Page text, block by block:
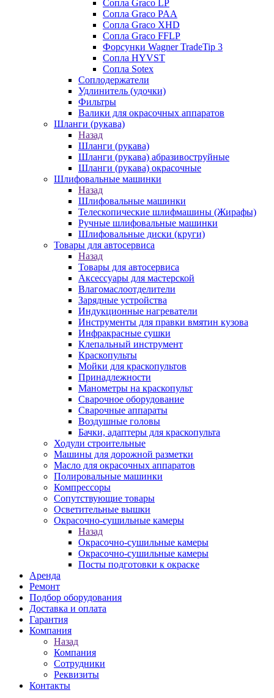
Сопла Graco LP
Сопла Graco PAA
Сопла Graco XHD
Сопла Graco FFLP
Форсунки Wagner TradeTip 3
Сопла HYVST
Сопла Sotex
Соплодержатели
Удлинитель (удочки)
Фильтры
Валики для окрасочных аппаратов
Шланги (рукава)
Назад
Шланги (рукава)
Шланги (рукава) абразивоструйные
Шланги (рукава) окрасочные
Шлифовальные машинки
Назад
Шлифовальные машинки
Телескопические шлифмашины (Жирафы)
Ручные шлифовальные машинки
Шлифовальные диски (круги)
Товары для автосервиса
Назад
Товары для автосервиса
Аксессуары для мастерской
Влагомаслоотделители
Зарядные устройства
Индукционные нагреватели
Инструменты для правки вмятин кузова
Инфракрасные сушки
Клепальный инструмент
Краскопульты
Мойки для краскопультов
Принадлежности
Манометры на краскопульт
Сварочное оборудование
Сварочные аппараты
Воздушные головы
Бачки, адаптеры для краскопульта
Ходули строительные
Машины для дорожной разметки
Масло для окрасочных аппаратов
Полировальные машинки
Компрессоры
Сопутствующие товары
Осветительные вышки
Окрасочно-сушильные камеры
Назад
Окрасочно-сушильные камеры
Окрасочно-сушильные камеры
Посты подготовки к окраске
Аренда
Ремонт
Подбор оборудования
Доставка и оплата
Гарантия
Компания
Назад
Компания
Сотрудники
Реквизиты
Контакты